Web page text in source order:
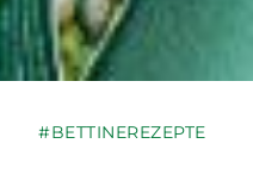
#BETTINEREZEPTE